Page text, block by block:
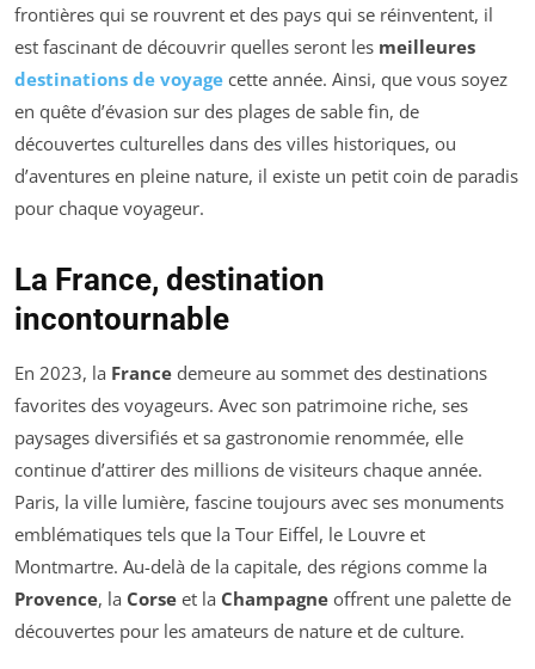
frontières qui se rouvrent et des pays qui se réinventent, il
est fascinant de découvrir quelles seront les meilleures
destinations de voyage cette année. Ainsi, que vous soyez
en quête d’évasion sur des plages de sable fin, de
découvertes culturelles dans des villes historiques, ou
d’aventures en pleine nature, il existe un petit coin de paradis
pour chaque voyageur.
La France, destination
incontournable
En 2023, la France demeure au sommet des destinations
favorites des voyageurs. Avec son patrimoine riche, ses
paysages diversifiés et sa gastronomie renommée, elle
continue d’attirer des millions de visiteurs chaque année.
Paris, la ville lumière, fascine toujours avec ses monuments
emblématiques tels que la Tour Eiffel, le Louvre et
Montmartre. Au-delà de la capitale, des régions comme la
Provence, la Corse et la Champagne offrent une palette de
découvertes pour les amateurs de nature et de culture.